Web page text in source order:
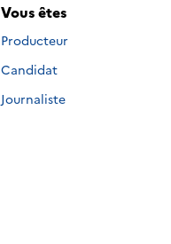
Vous êtes
Producteur
Candidat
Journaliste